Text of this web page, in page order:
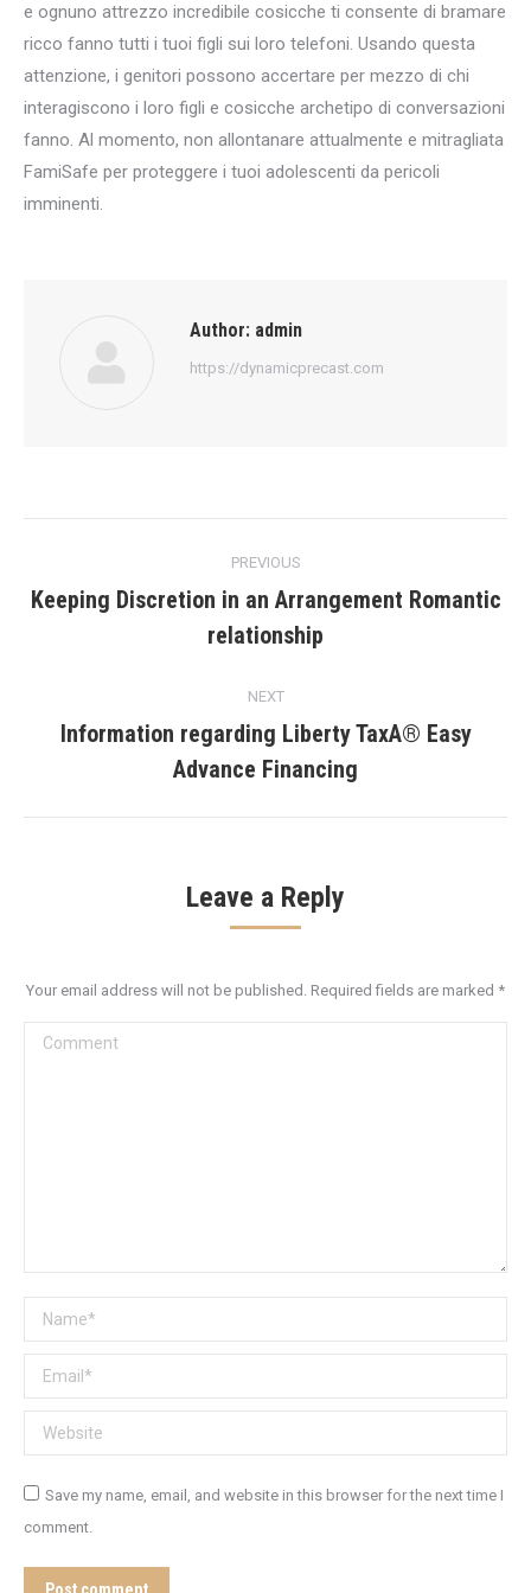
e ognuno attrezzo incredibile cosicche ti consente di bramare
ricco fanno tutti i tuoi figli sui loro telefoni. Usando questa
attenzione, i genitori possono accertare per mezzo di chi
interagiscono i loro figli e cosicche archetipo di conversazioni
fanno. Al momento, non allontanare attualmente e mitragliata
FamiSafe per proteggere i tuoi adolescenti da pericoli
imminenti.
Author: admin
https://dynamicprecast.com
navigation
PREVIOUS
Previous
post:
Keeping Discretion in an Arrangement Romantic
relationship
NEXT
Next
post:
Information regarding Liberty TaxA® Easy
Advance Financing
Leave a Reply
Your email address will not be published. Required fields are marked *
Comment
Name *
Email *
Website
Save my name, email, and website in this browser for the next time I
comment.